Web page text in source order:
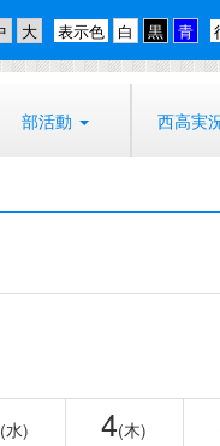
表示色
部活動 西高実
(水) 4(木)